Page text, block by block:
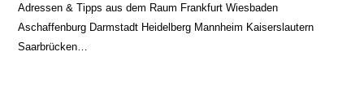
Adressen & Tipps aus dem Raum Frankfurt Wiesbaden
Aschaffenburg Darmstadt Heidelberg Mannheim Kaiserslautern
Saarbrücken…